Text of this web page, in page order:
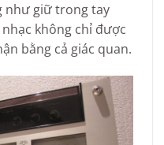
như giữ trong tay
không chỉ được
bằng cả giác quan.